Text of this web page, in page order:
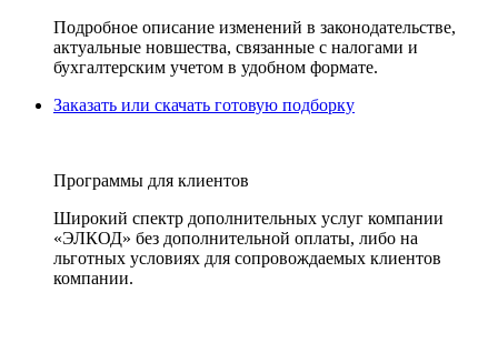
Подробное описание изменений в законодательстве,
актуальные новшества, связанные с налогами и
бухгалтерским учетом в удобном формате.
Заказать или скачать готовую подборку
Программы для клиентов
Широкий спектр дополнительных услуг компании
«ЭЛКОД» без дополнительной оплаты, либо на
льготных условиях для сопровождаемых клиентов
компании.